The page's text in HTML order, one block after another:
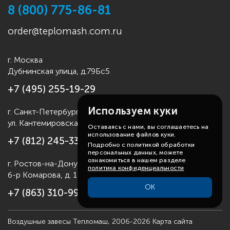
первые симптомы неисправности оборудования, не
дожидаясь выхода его из строя. По истечении
гарантийного периода Вы можете заключить Договор
на постгарантийное обслуживание, что позволит Вам
По вопросам гарантийного ремонта Вы можете
обратиться к нашим специалистам по бесплатному
телефону горячей линии:
8 (800) 775-86-81
order@teplomash.com.ru
г. Москва
Дубнинская улица, д.79Бс5
+7 (495) 255-19-29
г. Санкт-Петербург
ул. Кантемировская д.4
+7 (812) 245-33-53
г. Ростов-на-Дону
б-р Комарова, д. 11
+7 (863) 310-99-19
Воздушные завесы Тепломаш, 2006-2026 Карта сайта
Используем куки
Оставаясь с нами, вы соглашаетесь на
использование файлов куки.
Подробно с политикой обработки
персональных данных, можете
ознакомиться в нашем разделе
политика конфиденциальности
ОК